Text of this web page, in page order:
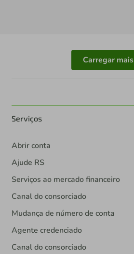
Carregar mais
Serviços
Abrir conta
Ajude RS
Serviços ao mercado financeiro
Canal do consorciado
Mudança de número de conta
Agente credenciado
Canal do consorciado